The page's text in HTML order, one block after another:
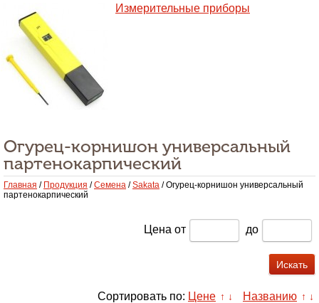
Измерительные приборы
Огурец-корнишон универсальный
партенокарпический
Главная / Продукция /Семена /Sakata / Огурец-корнишон универсальный
партенокарпический
Цена от до
Сортировать по: Цене ↑ ↓ Названию ↑ ↓